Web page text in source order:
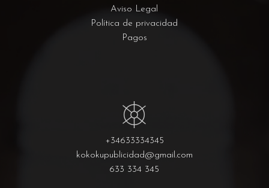
Aviso Legal
Política de privacidad
Pagos
+34633334345
kokokupublicidad@gmail.com
633 334 345